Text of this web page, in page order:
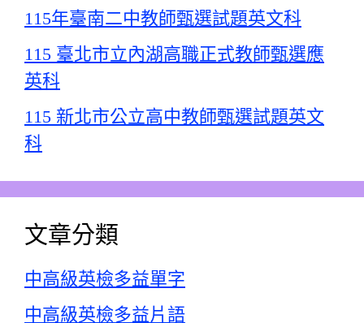
115年臺南二中教師甄選試題英文科
115 臺北市立內湖高職正式教師甄選應
英科
115 新北市公立高中教師甄選試題英文
科
文章分類
中高級英檢多益單字
中高級英檢多益片語